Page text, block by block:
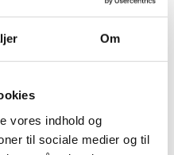
Om
vores indhold og
til sociale medier og til
eller andre
af boligens ejer eller lejer.